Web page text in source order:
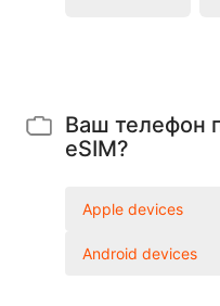
Ваш телефон
eSIM?
Apple devices
Android devices